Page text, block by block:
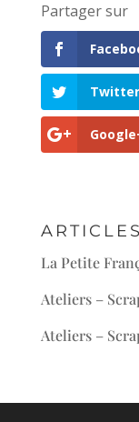
Twitter
Partager sur
La Petite
Ateliers –
Ateliers –